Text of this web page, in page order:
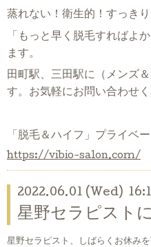
蒸れない！衛生的！すっきり
「もっと早く脱毛すればよ
ます。
田町駅、三田駅に（メンズ
す。お気軽にお問い合わせく
「脱毛＆ハイフ」プライ
https://vibio-salon.com/
2022.06.01 (Wed)
星野セラピスト
星野セラピスト、しばらくお休み